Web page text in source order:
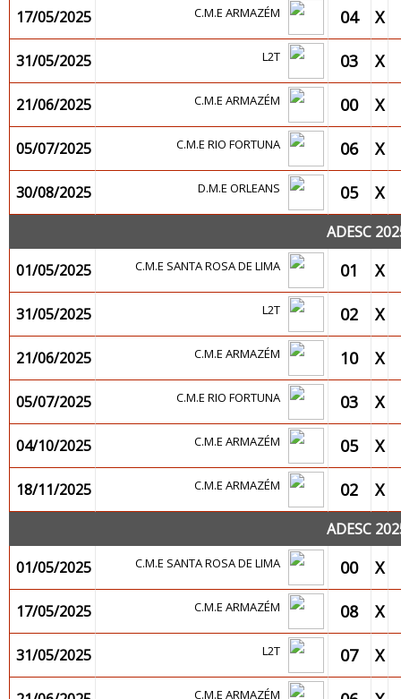
17/05/2025
C.M.E ARMAZÉM 04 X
31/05/2025 L2T 03 X
21/06/2025 C.M.E ARMAZÉM 00 X
05/07/2025 C.M.E RIO FORTUNA 06 X
30/08/2025 D.M.E ORLEANS 05 X
ADESC
01/05/2025
C.M.E SANTA ROSA DE LIMA 01 X
31/05/2025 L2T 02 X
21/06/2025 C.M.E ARMAZÉM 10 X
05/07/2025 C.M.E RIO FORTUNA 03 X
04/10/2025 C.M.E ARMAZÉM 05 X
18/11/2025 C.M.E ARMAZÉM 02 X
ADESC
01/05/2025
C.M.E SANTA ROSA DE LIMA 00 X
17/05/2025 C.M.E ARMAZÉM 08 X
31/05/2025 L2T 07 X
C.M.E ARMAZÉM